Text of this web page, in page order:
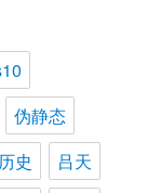
伪静态
历史
吕天